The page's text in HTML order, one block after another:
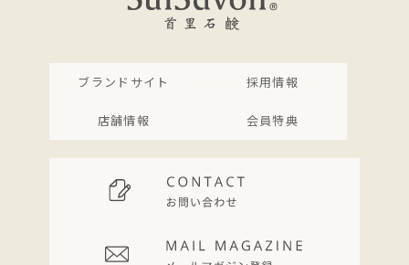
ブランドサイト 採用情報
店舗情報 会員特典